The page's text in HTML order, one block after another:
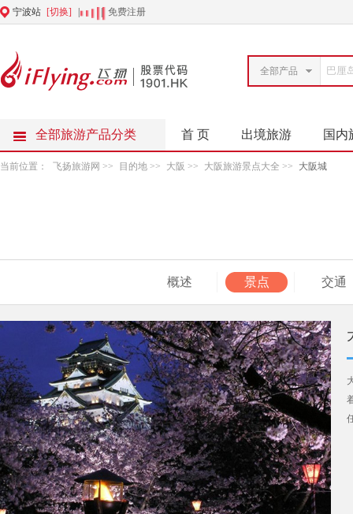
宁波站 [切换] | 免费注册
全部产品
全部旅游产品分类 首 页 出境旅游 国内
当前位置： 飞扬旅游网 >> 目的地 >> 大阪 >> 大阪旅游景点大全 >> 大阪城
概述 景点 交通